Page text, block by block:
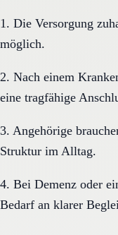
1. Die Versorgung
möglich.
2. Nach einem
eine tragfähige
3. Angehörige
Struktur im Alltag.
4. Bei Demenz oder
Bedarf an klarer